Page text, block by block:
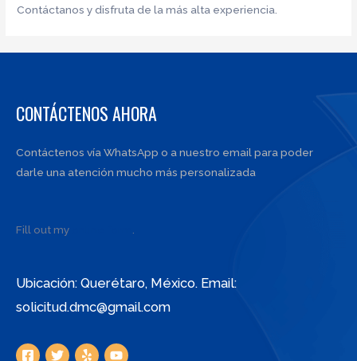
Contáctanos y disfruta de la más alta experiencia.
CONTÁCTENOS AHORA
Contáctenos vía WhatsApp o a nuestro email para poder
darle una atención mucho más personalizada
Fill out my .
Ubicación: Querétaro, México. Email:
solicitud.dmc@gmail.com